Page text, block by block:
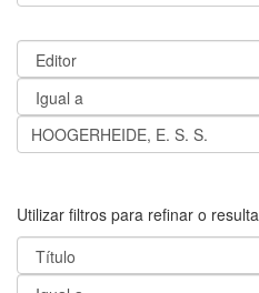
Utilizar filtros para refinar o